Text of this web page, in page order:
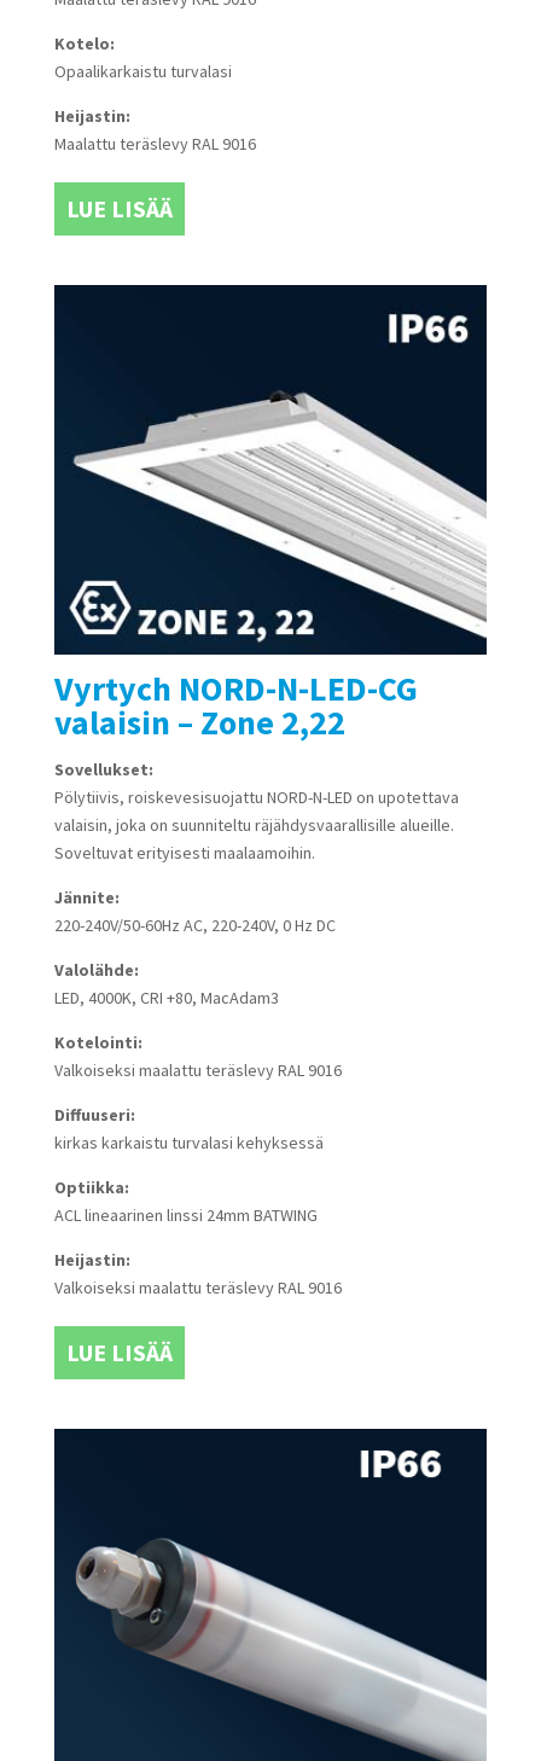
Kotelo:
Opaalikarkaistu turvalasi
Heijastin:
Maalattu teräslevy RAL 9016
LUE LISÄÄ
Vyrtych NORD-N-LED-CG
valaisin – Zone 2,22
Sovellukset:
Pölytiivis, roiskevesisuojattu NORD-N-LED on upotettava
valaisin, joka on suunniteltu räjähdysvaarallisille alueille.
Soveltuvat erityisesti maalaamoihin.
Jännite:
220-240V/50-60Hz AC, 220-240V, 0 Hz DC
Valolähde:
LED, 4000K, CRI +80, MacAdam3
Kotelointi:
Valkoiseksi maalattu teräslevy RAL 9016
Diffuuseri:
kirkas karkaistu turvalasi kehyksessä
Optiikka:
ACL lineaarinen linssi 24mm BATWING
Heijastin:
Valkoiseksi maalattu teräslevy RAL 9016
LUE LISÄÄ